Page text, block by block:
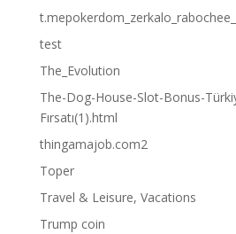
test
The_Evolution
The-Dog-House-Slot-Bonus-
Fırsatı(1).html
thingamajob.com2
Toper
Travel & Leisure, Vacations
Trump coin